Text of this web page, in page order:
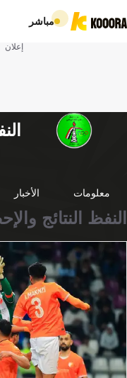
مباشر
إعلان
معلومات الأخبار
النفظ النتائج